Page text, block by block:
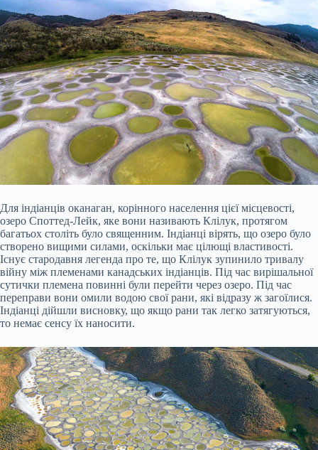
Для індіанців оканаган, корінного населення цієї місцевості,
озеро Споттед-Лейк, яке вони називають Клілук, протягом
багатьох століть було священним. Індіанці вірять, що озеро було
створено вищими силами, оскільки має цілющі властивості.
Існує стародавня легенда про те, що Клілук зупинило тривалу
війну між племенами канадських індіанців. Під час вирішальної
сутички племена повинні були перейти через озеро. Під час
переправи вони омили водою свої рани, які відразу ж загоїлися.
Індіанці дійшли висновку, що якщо рани так легко затягуються,
то немає сенсу їх наносити.